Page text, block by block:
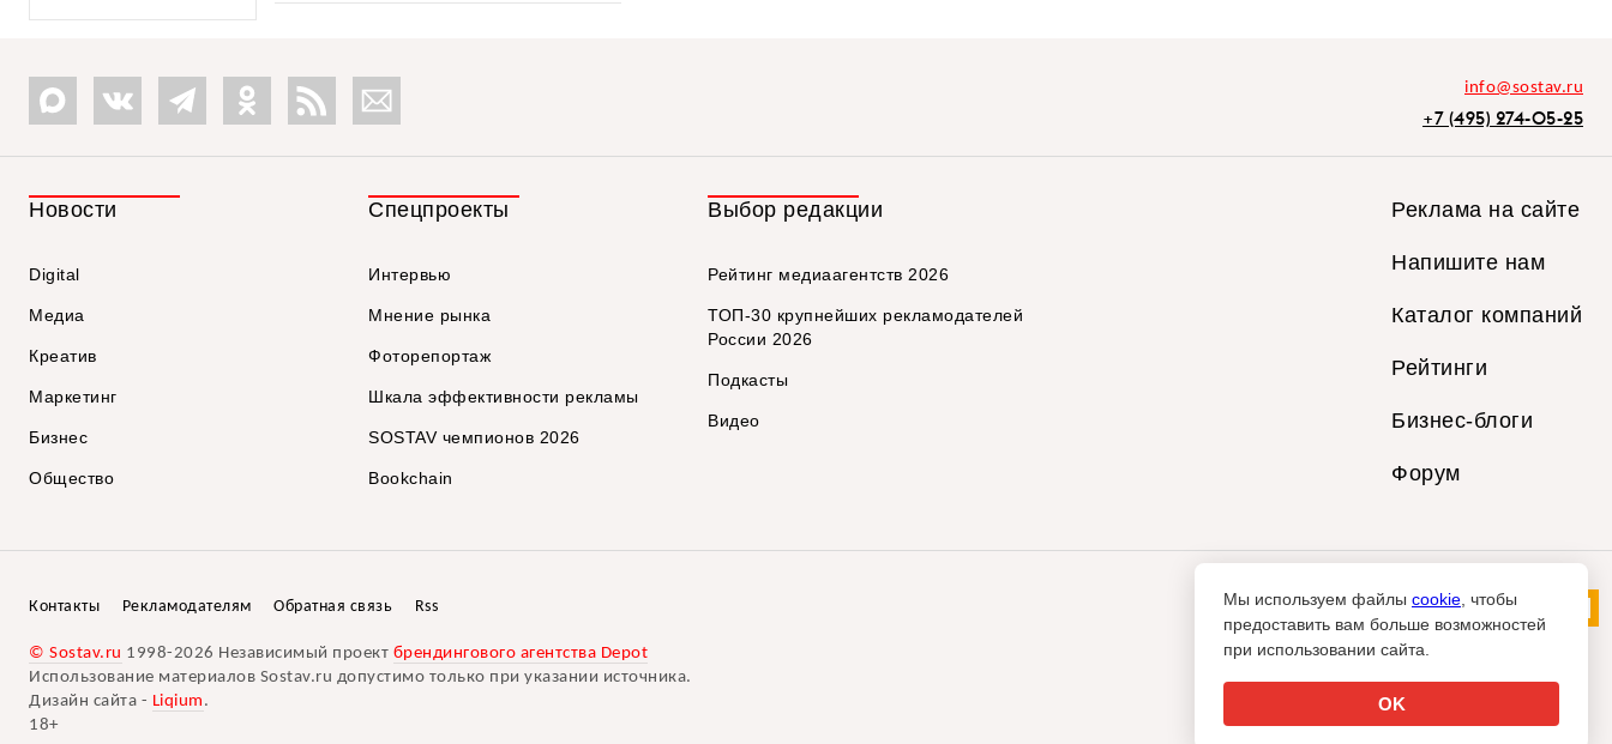
info@sostav.ru
+7 (495) 274-05-25
Новости
Digital
Медиа
Креатив
Маркетинг
Бизнес
Общество
Спецпроекты
Интервью
Мнение рынка
Фоторепортаж
Шкала эффективности рекламы
SOSTAV чемпионов 2026
Bookchain
Выбор редакции
Рейтинг медиаагентств 2026
ТОП-30 крупнейших рекламодателей
России 2026
Подкасты
Видео
Реклама на сайте
Напишите нам
Каталог компаний
Рейтинги
Бизнес-блоги
Форум
Контакты Рекламодателям Обратная связь Rss
© Sostav.ru 1998-2026 Независимый проект брендингового агентства Depot
Использование материалов Sostav.ru допустимо только при указании источника.
Дизайн сайта - Liqium .
18+
Мы используем файлы cookie , чтобы
предоставить вам больше возможностей
при использовании сайта.
OK